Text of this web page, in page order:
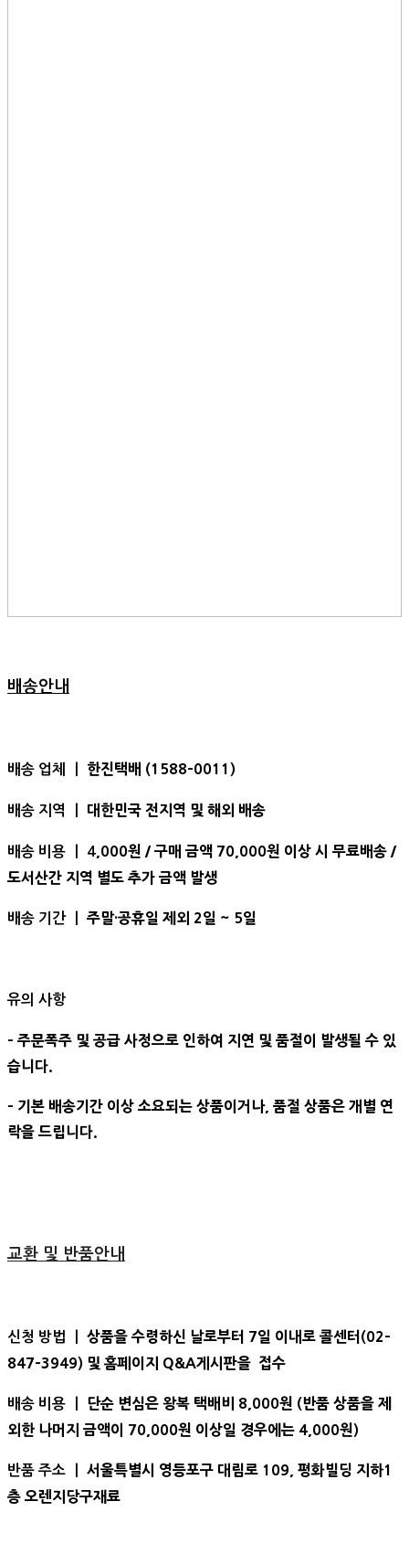
배송안내
배송 업체 ㅣ 한진택배 (1588-0011)
배송 지역 ㅣ 대한민국 전지역 및 해외 배송
배송 비용 ㅣ 4 ,000원 / 구매 금액 70,000원 이상 시 무료배송 /
도서산간 지역 별도 추가 금액 발생
배송 기간 ㅣ 주말·공휴일 제외 2일 ~ 5일
유의 사항
- 주문폭주 및 공급 사정으로 인하여 지연 및 품절이 발생될 수 있
습니다.
- 기본 배송기간 이상 소요되는 상품이거나, 품절 상품은 개별 연
락을 드립니다.
교환 및 반품안내
신청 방법 ㅣ 상품을 수령하신 날로부터 7일 이내로 콜센터(02-
847-3949) 및 홈페이지 Q&A게시판을 접수
배송 비용 ㅣ
단순 변심은 왕복 택배비 8,000원 (반품 상품을 제
외한 나머지 금액이 70,000원 이상일 경우에는 4,000원)
반품 주소 ㅣ 서울특별시 영등포구 대림로 109, 평화빌딩 지하1
층 오렌지당구재료